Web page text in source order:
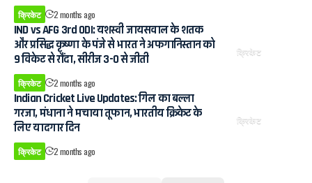
क्रिकेट 2 months ago
क्रिकेट
IND vs AFG 3rd ODI: यशस्वी जायसवाल के शतक
और प्रसिद्ध कृष्णा के पंजे से भारत ने अफगानिस्तान को
9 विकेट से रौंदा, सीरीज 3-0 से जीती
क्रिकेट 2 months ago
क्रिकेट
Indian Cricket Live Updates: गिल का बल्ला
गरजा, मंधाना ने मचाया तूफान, भारतीय क्रिकेट के
लिए यादगार दिन
क्रिकेट 2 months ago